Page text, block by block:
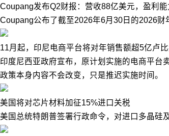
Coupang发布Q2财报：营收88亿美元，盈利能
Coupang公布了截至2026年6月30日的2026财
11月起，印尼电商平台将对年销售额超5亿卢
印度尼西亚政府宣布，原计划实施的电商平台
政策本身内容不会改变，只是推迟实施时间。
美国将对芯片材料加征15%进口关税
美国总统特朗普签署行政命令，对进口多晶硅